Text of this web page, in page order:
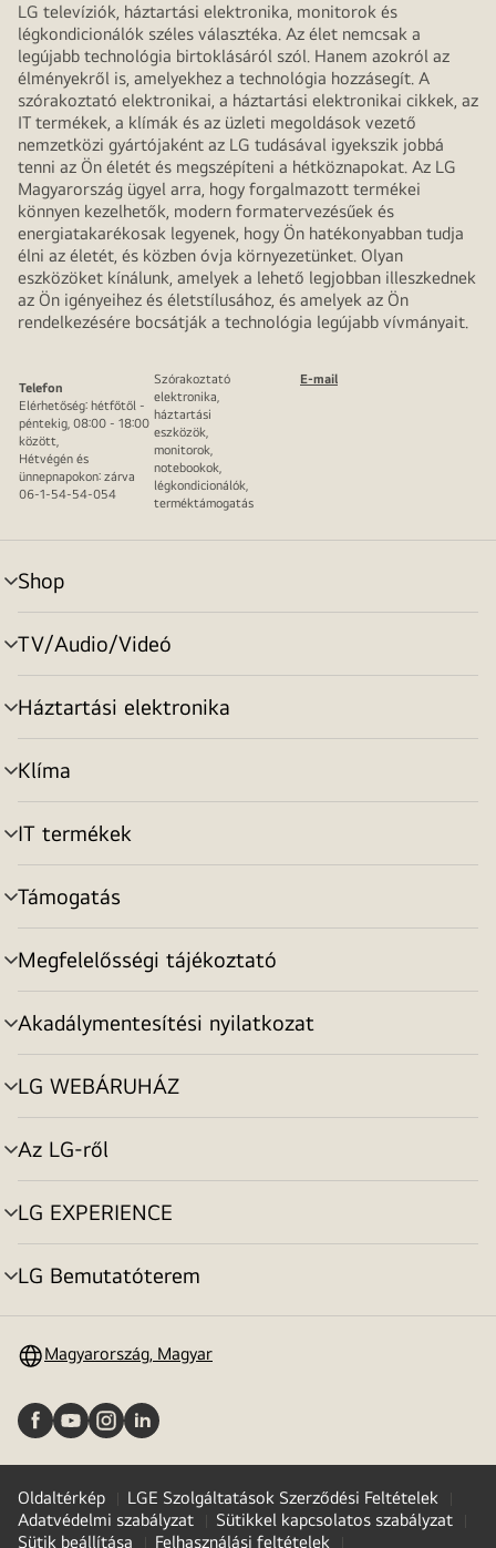
LG televíziók, háztartási elektronika, monitorok és
légkondicionálók széles választéka. Az élet nemcsak a
legújabb technológia birtoklásáról szól. Hanem azokról az
élményekről is, amelyekhez a technológia hozzásegít. A
szórakoztató elektronikai, a háztartási elektronikai cikkek, az
IT termékek, a klímák és az üzleti megoldások vezető
nemzetközi gyártójaként az LG tudásával igyekszik jobbá
tenni az Ön életét és megszépíteni a hétköznapokat. Az LG
Magyarország ügyel arra, hogy forgalmazott termékei
könnyen kezelhetők, modern formatervezésűek és
energiatakarékosak legyenek, hogy Ön hatékonyabban tudja
élni az életét, és közben óvja környezetünket. Olyan
eszközöket kínálunk, amelyek a lehető legjobban illeszkednek
az Ön igényeihez és életstílusához, és amelyek az Ön
rendelkezésére bocsátják a technológia legújabb vívmányait.
Telefon
Elérhetőség: hétfőtől -
péntekig, 08:00 - 18:00
között,
Hétvégén és
ünnepnapokon: zárva
06-1-54-54-054
Szórakoztató
elektronika,
háztartási
eszközök,
monitorok,
notebookok,
légkondicionálók,
terméktámogatás
E-mail
Shop
menu
toggle
TV/Audio/Videó
menu
toggle
Háztartási elektronika
menu
toggle
Klíma
menu
toggle
IT termékek
menu
toggle
Támogatás
menu
toggle
Megfelelősségi tájékoztató
menu
toggle
Akadálymentesítési nyilatkozat
menu
toggle
LG WEBÁRUHÁZ
menu
toggle
Az LG-ről
menu
toggle
LG EXPERIENCE
menu
toggle
LG Bemutatóterem
menu
Magyarország, Magyar
Oldaltérkép
LGE Szolgáltatások Szerződési Feltételek
Adatvédelmi szabályzat
Sütikkel kapcsolatos szabályzat
Sütik beállítása
Felhasználási feltételek